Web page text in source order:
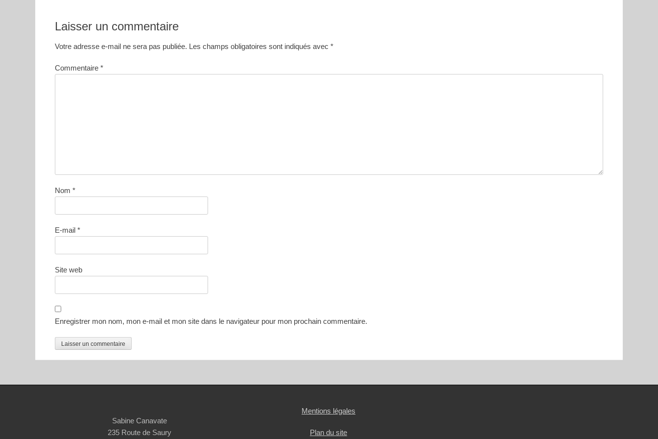
Laisser un commentaire
Votre adresse e-mail ne sera pas publiée. Les champs obligatoires sont indiqués avec *
Commentaire *
Nom *
E-mail *
Site web
Enregistrer mon nom, mon e-mail et mon site dans le navigateur pour mon prochain commentaire.
Sabine Canavate
235 Route de Saury
Mentions légales
Plan du site